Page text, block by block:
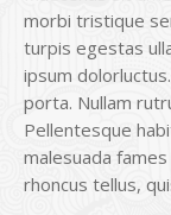
morbi tristique
turpis egestas
ipsum
porta. Nullam
Pellentesque
malesuada
rhoncus tellus,